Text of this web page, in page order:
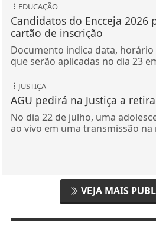
EDUCAÇÃO
Candidatos do Encceja 2026
cartão de inscrição
Documento indica data, horário
que serão aplicadas no dia 23
JUSTIÇA
AGU pedirá na Justiça a
No dia 22 de julho, uma
ao vivo em uma transmissão na
VEJA MAIS